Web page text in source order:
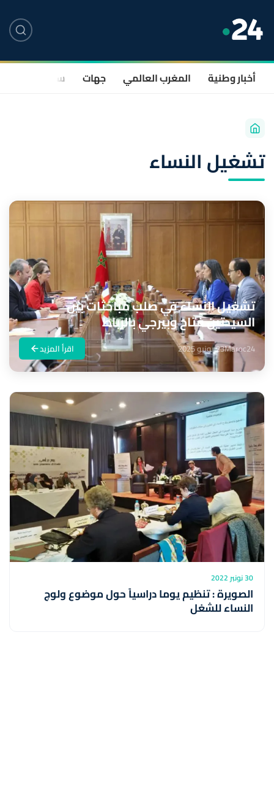
أخبار وطنية المغرب العالمي جهات سياسة
تشغيل النساء
تشغيل النساء في صلب مباحثات بين
السيدتين فتاح وبيرجي بالرباط
Maroc2423 يونيو 2025 اقرأ المزيد
30 نونبر 2022
الصويرة : تنظيم يوما دراسياً حول موضوع ولوج
النساء للشغل